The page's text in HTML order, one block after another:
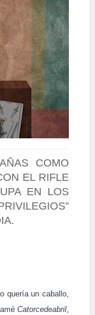
COMO
EL RIFLE
EN LOS
quería un caballo,
Catorcedeabril